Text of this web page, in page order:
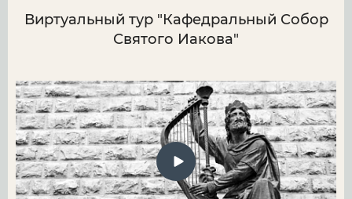
Виртуальный тур "Кафедральный Собор
Святого Иакова"